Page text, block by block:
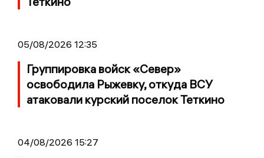
05/08/2026 12:35
Группировка войск «Север»
освободила Рыжевку, откуда ВСУ
атаковали курский поселок Теткино
04/08/2026 15:27